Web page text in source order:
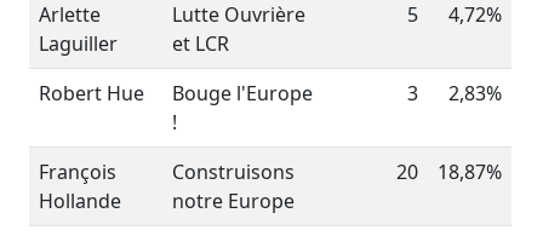
Arlette
Laguiller
Lutte Ouvrière
et LCR
5 4,72%
Robert Hue
Bouge l'Europe
!
3 2,83%
François
Hollande
Construisons
notre Europe
20 18,87%